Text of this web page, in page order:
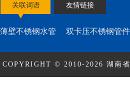
关联词语 友情链接
薄壁不锈钢水管 双卡压不锈钢管件
COPYRIGHT © 2010-2026 湖南